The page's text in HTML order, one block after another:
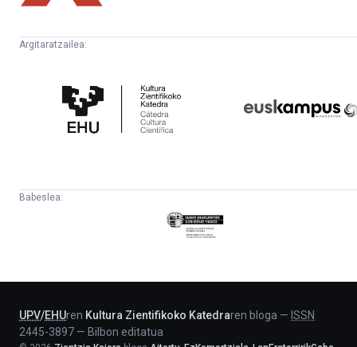
Argitaratzailea:
Zientifikoko
Katedra
Babeslea:
Eusko
Jaurlaritza
UPV/EHUren Kultura Zientifikoko Katedraren bloga — ISSN
2445-3897 — Bilbon editatua